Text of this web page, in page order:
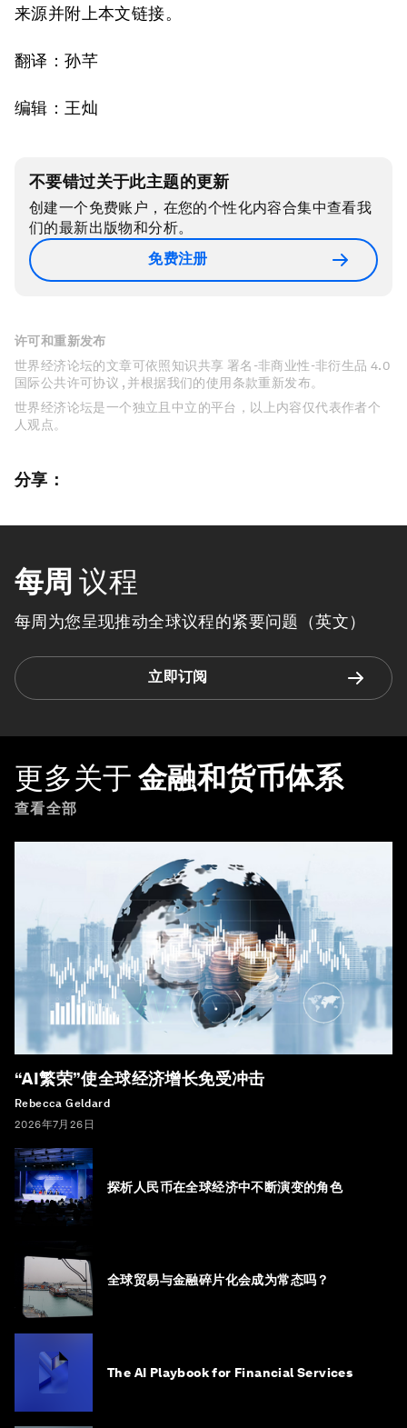
来源并附上本文链接。
翻译：孙芊
编辑：王灿
不要错过关于此主题的更新
创建一个免费账户，在您的个性化内容合集中查看我
们的最新出版物和分析。
免费注册
许可和重新发布
世界经济论坛的文章可依照知识共享 署名-非商业性-非衍生品 4.0
国际公共许可协议 , 并根据我们的使用条款重新发布。
世界经济论坛是一个独立且中立的平台，以上内容仅代表作者个
人观点。
分享：
每周 议程
每周为您呈现推动全球议程的紧要问题（英文）
立即订阅
更多关于 金融和货币体系
查看全部
“AI繁荣”使全球经济增长免受冲击
Rebecca Geldard
2026年7月26日
探析人民币在全球经济中不断演变的角色
全球贸易与金融碎片化会成为常态吗？
The AI Playbook for Financial Services